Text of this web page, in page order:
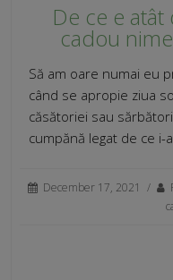
De ce e
cadou
Să am oare numai eu
când se apropie ziua
căsătoriei sau
cumpănă legat de ce
December 17, 2021 /